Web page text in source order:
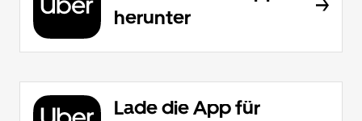
herunter
Lade die App für